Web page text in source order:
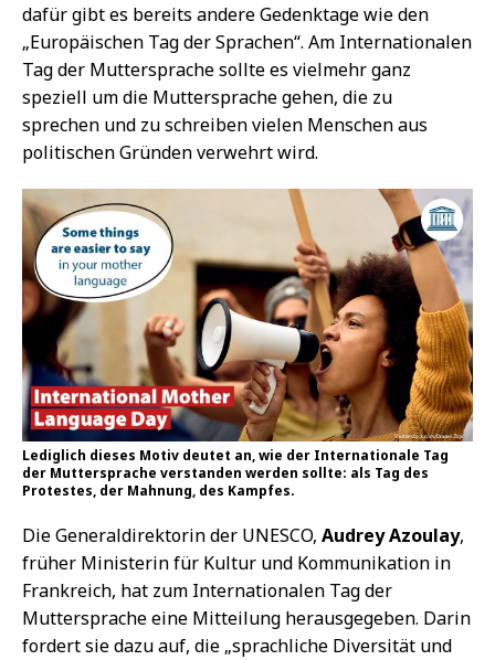
dafür gibt es bereits andere Gedenktage wie den
„Europäischen Tag der Sprachen“. Am Internationalen
Tag der Muttersprache sollte es vielmehr ganz
speziell um die Muttersprache gehen, die zu
sprechen und zu schreiben vielen Menschen aus
politischen Gründen verwehrt wird.
Lediglich dieses Motiv deutet an, wie der Internationale Tag
der Muttersprache verstanden werden sollte: als Tag des
Protestes, der Mahnung, des Kampfes.
Die Generaldirektorin der UNESCO, Audrey Azoulay,
früher Ministerin für Kultur und Kommunikation in
Frankreich, hat zum Internationalen Tag der
Muttersprache eine Mitteilung herausgegeben. Darin
fordert sie dazu auf, die „sprachliche Diversität und